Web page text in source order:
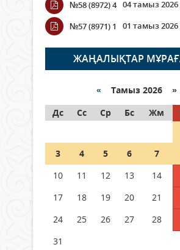
Wi-Fi ҚАБЫРҒА АРҚЫЛЫ
ӨТЕДІ?
06 тамыз 2026 ж. 269
граждане Казахстана,
05 тамыз 2026 ж. 151
Шетелде жүрген Қазақстан
азаматтары қалай дауыс
№58 (8972) 4 04 тамыз
№57 (8971) 1
01 тамыз
ЖАҢАЛЫҚТАР
« Тамыз 2026 »
Дс
Сс Ср Бс Жм
3
4 5 6 7
10
11 12 13 14
17
18 19 20 21
24
25 26 27 28
31